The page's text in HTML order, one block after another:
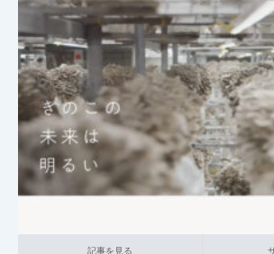
2025.07.09
004_総合採用サイト 014_食品 大企業の採用サ
業
記事を見る サイトを見る
記事を見る